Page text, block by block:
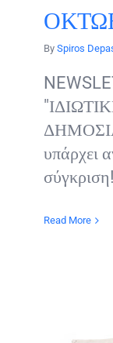
By Spiros
υπάρχει
σύγκριση!
Read More